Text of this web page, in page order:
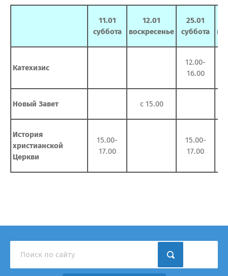
11.01
суббота
12.01
воскресенье
25.01
суббота
Катехизис
12.00-
16.00
Новый Завет с 15.00
История
христианской
Церкви
15.00-
17.00
15.00-
17.00